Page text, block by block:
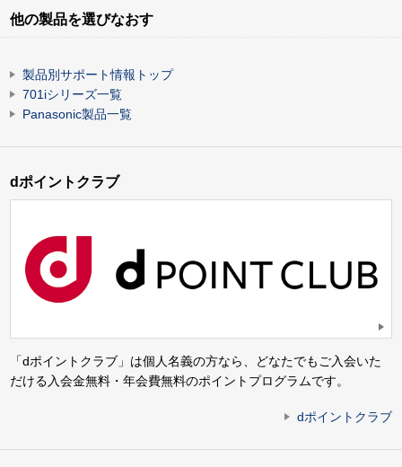
他の製品を選びなおす
製品別サポート情報トップ
701iシリーズ一覧
Panasonic製品一覧
dポイントクラブ
「dポイントクラブ」は個人名義の方なら、どなたでもご入会いた
だける入会金無料・年会費無料のポイントプログラムです。
dポイントクラブ